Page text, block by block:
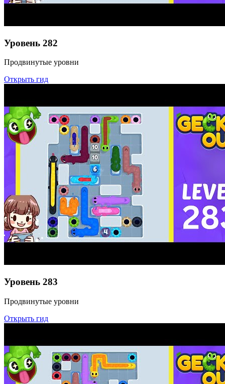
Уровень 282
Продвинутые уровни
Открыть гид
Уровень 283
Продвинутые уровни
Открыть гид